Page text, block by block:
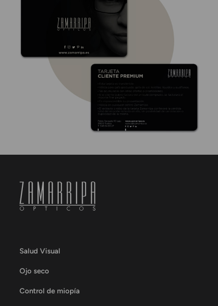
Salud Visual
Ojo seco
Control de miopía